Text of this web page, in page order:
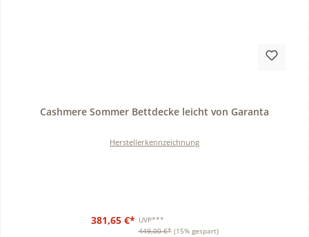
Cashmere Sommer Bettdecke leicht von Garanta
Herstellerkennzeichnung
381,65 €* UVP***
449,00 €* (15% gespart)